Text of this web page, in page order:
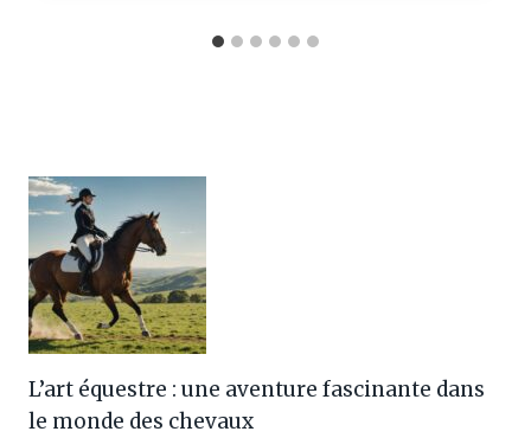
L’art équestre : une aventure fascinante dans
le monde des chevaux